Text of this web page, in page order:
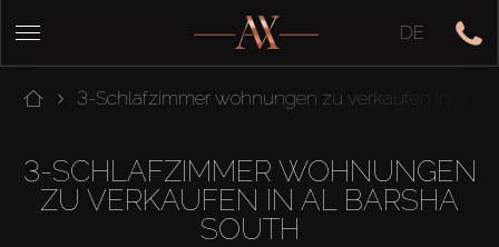
DE
3-Schlafzimmer wohnungen zu verkaufen in Al
3-SCHLAFZIMMER WOHNUNGEN
ZU VERKAUFEN IN AL BARSHA
SOUTH